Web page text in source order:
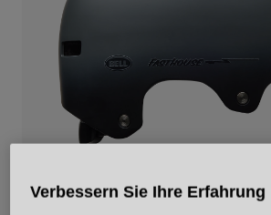
Adventure
Ersatzteile
Ersatzteile
Verbessern Sie Ihre Erfahrung